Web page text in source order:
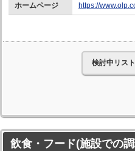
ホームページ https://
検討中リス
飲食・フード(施設での